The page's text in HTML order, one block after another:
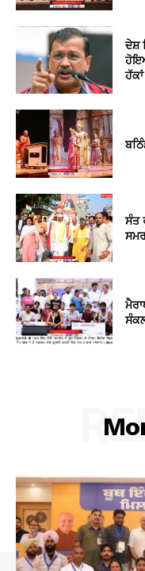
ਦੇਸ਼
ਸੰਤ